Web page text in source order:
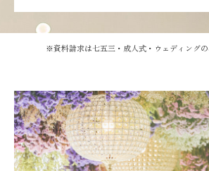
※資料請求は七五三・成人式・ウェディング